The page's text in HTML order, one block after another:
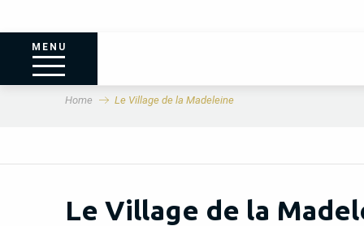
MENU
Home Le Village de la Madeleine
Le Village de la